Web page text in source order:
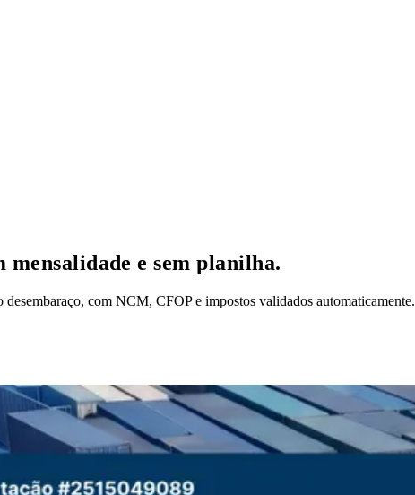
mensalidade e sem planilha.
com NCM, CFOP e impostos validados automaticamente.